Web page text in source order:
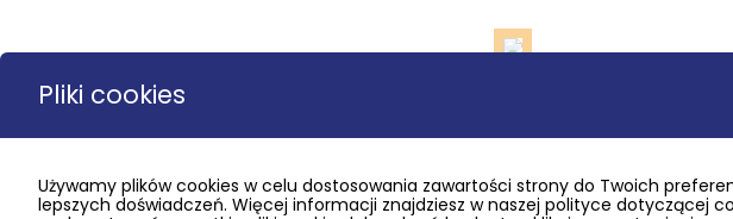
Pliki cookies
Używamy plików cookies w celu dostosowania zawartości strony do Twoich
lepszych doświadczeń. Więcej informacji znajdziesz w naszej polityce dotyczącej